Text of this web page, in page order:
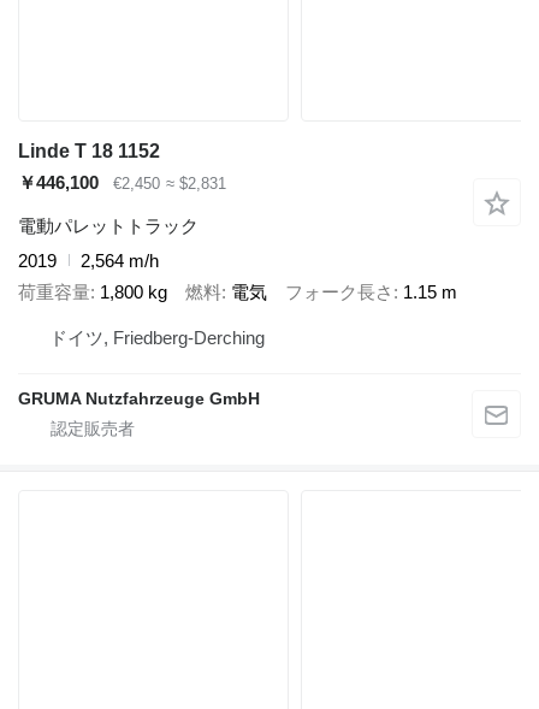
Linde T 18 1152
￥446,100
€2,450 ≈ $2,831
電動パレットトラック
2019
2,564 m/h
荷重容量 1,800 kg 燃料 電気 フォーク長さ 1.15 m
ドイツ, Friedberg-Derching
GRUMA Nutzfahrzeuge GmbH